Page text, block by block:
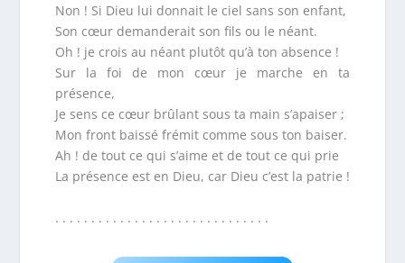
Non ! Si Dieu lui donnait le ciel sans son enfant,
Son cœur demanderait son fils ou le néant.
Oh ! je crois au néant plutôt qu’à ton absence !
Sur la foi de mon cœur je marche en ta
présence,
Je sens ce cœur brûlant sous ta main s’apaiser ;
Mon front baissé frémit comme sous ton baiser.
Ah ! de tout ce qui s’aime et de tout ce qui prie
La présence est en Dieu, car Dieu c’est la patrie !
. . . . . . . . . . . . . . . . . . . . . . . . . . . . . .